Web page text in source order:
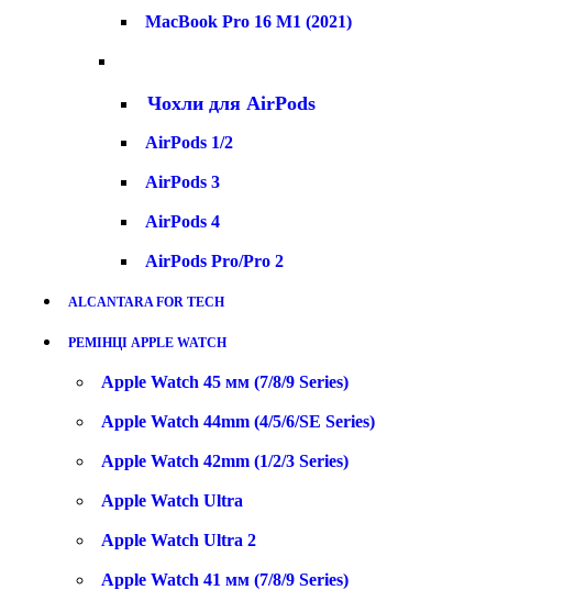
MacBook Pro 16 M1 (2021)
Чохли для AirPods
AirPods 1/2
AirPods 3
AirPods 4
AirPods Pro/Pro 2
ALCANTARA FOR TECH
РЕМІНЦІ APPLE WATCH
Apple Watch 45 мм (7/8/9 Series)
Apple Watch 44mm (4/5/6/SE Series)
Apple Watch 42mm (1/2/3 Series)
Apple Watch Ultra
Apple Watch Ultra 2
Apple Watch 41 мм (7/8/9 Series)